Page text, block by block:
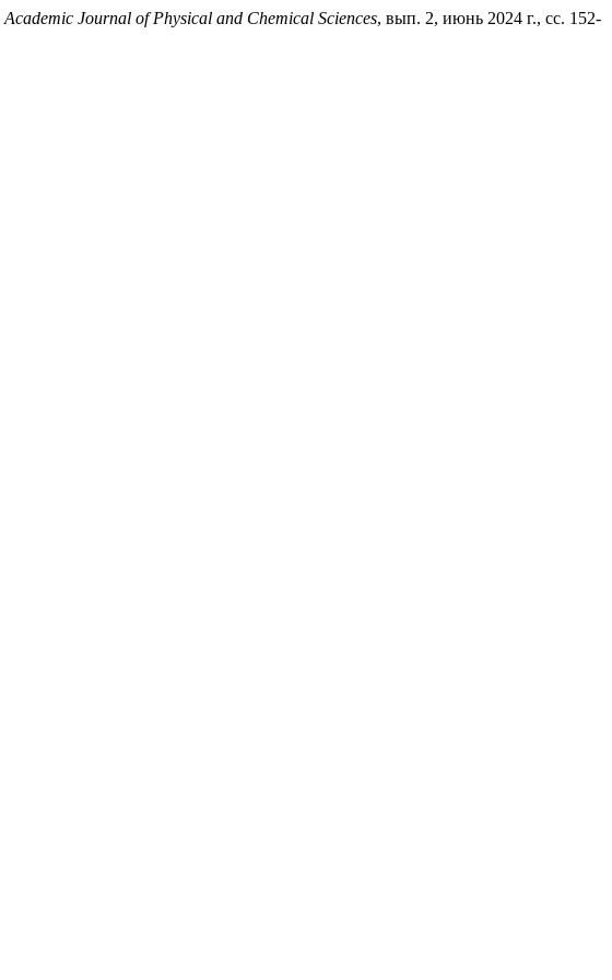
Academic Journal of Physical and Chemical Sciences, вып. 2, июнь 2024 г., сс. 152-